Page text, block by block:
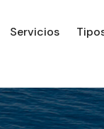
Servicios